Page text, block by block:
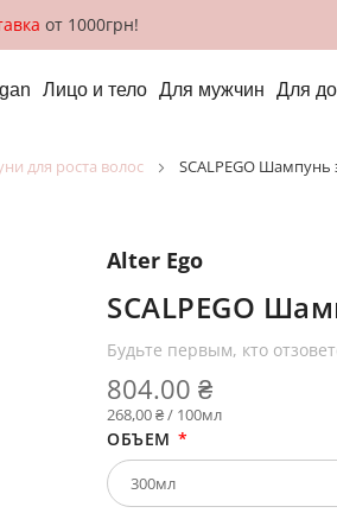
от 1000грн!
Лицо и тело Для мужчин Для
для роста волос SCALPEGO Шампунь
Alter Ego
SCALPEGO
Будьте первым, кто
804.00 ₴
268,00 ₴ / 100мл
ОБЪЕМ